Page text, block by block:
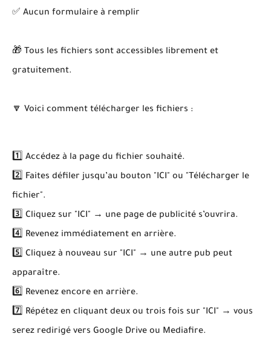
✅ Aucun formulaire à remplir
🎁 Tous les fichiers sont accessibles librement et
gratuitement.
🔽 Voici comment télécharger les fichiers :
1️⃣ Accédez à la page du fichier souhaité.
2️⃣ Faites défiler jusqu’au bouton "ICI" ou "Télécharger le
fichier".
3️⃣ Cliquez sur "ICI" → une page de publicité s’ouvrira.
4️⃣ Revenez immédiatement en arrière.
5️⃣ Cliquez à nouveau sur "ICI" → une autre pub peut
apparaître.
6️⃣ Revenez encore en arrière.
7️⃣ Répétez en cliquant deux ou trois fois sur "ICI" → vous
serez redirigé vers Google Drive ou Mediafire.